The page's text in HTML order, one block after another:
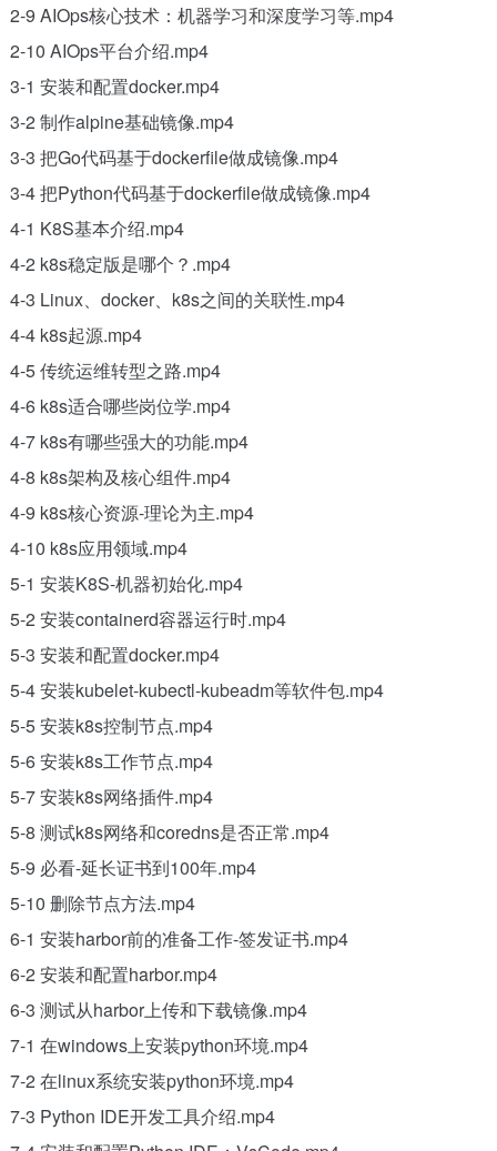
2-9 AIOps核心技术：机器学习和深度学习等.mp4
2-10 AIOps平台介绍.mp4
3-1 安装和配置docker.mp4
3-2 制作alpine基础镜像.mp4
3-3 把Go代码基于dockerfile做成镜像.mp4
3-4 把Python代码基于dockerfile做成镜像.mp4
4-1 K8S基本介绍.mp4
4-2 k8s稳定版是哪个？.mp4
4-3 Linux、docker、k8s之间的关联性.mp4
4-4 k8s起源.mp4
4-5 传统运维转型之路.mp4
4-6 k8s适合哪些岗位学.mp4
4-7 k8s有哪些强大的功能.mp4
4-8 k8s架构及核心组件.mp4
4-9 k8s核心资源-理论为主.mp4
4-10 k8s应用领域.mp4
5-1 安装K8S-机器初始化.mp4
5-2 安装containerd容器运行时.mp4
5-3 安装和配置docker.mp4
5-4 安装kubelet-kubectl-kubeadm等软件包.mp4
5-5 安装k8s控制节点.mp4
5-6 安装k8s工作节点.mp4
5-7 安装k8s网络插件.mp4
5-8 测试k8s网络和coredns是否正常.mp4
5-9 必看-延长证书到100年.mp4
5-10 删除节点方法.mp4
6-1 安装harbor前的准备工作-签发证书.mp4
6-2 安装和配置harbor.mp4
6-3 测试从harbor上传和下载镜像.mp4
7-1 在windows上安装python环境.mp4
7-2 在linux系统安装python环境.mp4
7-3 Python IDE开发工具介绍.mp4